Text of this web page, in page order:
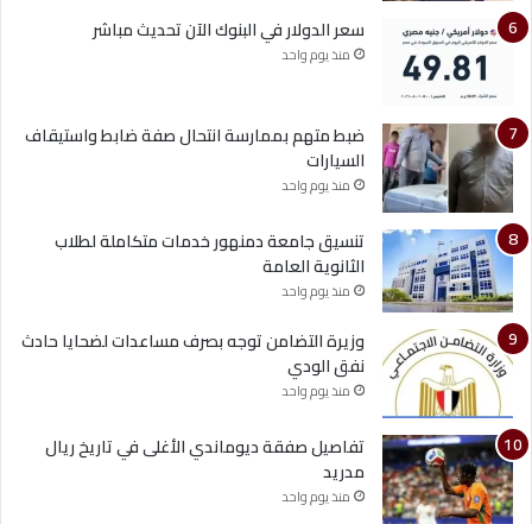
سعر الدولار في البنوك الآن تحديث مباشر
منذ يوم واحد
ضبط متهم بممارسة انتحال صفة ضابط واستيقاف
السيارات
منذ يوم واحد
تنسيق جامعة دمنهور خدمات متكاملة لطلاب
الثانوية العامة
منذ يوم واحد
وزيرة التضامن توجه بصرف مساعدات لضحايا حادث
نفق الودي
منذ يوم واحد
تفاصيل صفقة ديوماندي الأغلى في تاريخ ريال
مدريد
منذ يوم واحد